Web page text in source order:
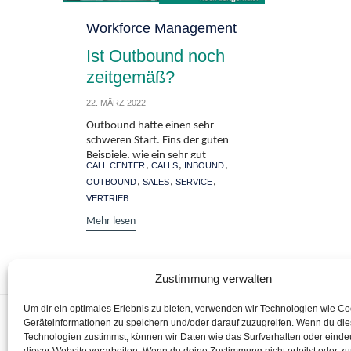
Zustimmung verwalten
Um dir ein optimales Erlebnis zu bieten, verwenden wir Technologien wie
Geräteinformationen zu speichern und/oder darauf zuzugreifen. Wenn du
Technologien zustimmst, können wir Daten wie das Surfverhalten oder
Category
Workforce Management
Ist Outbound noch
zeitgemäß?
22. MÄRZ 2022
Outbound hatte einen sehr
schweren Start. Eins der guten
Beispiele, wie ein sehr gut
durchdachtes...
Tags
CALL CENTER, CALLS, INBOUND,
OUTBOUND, SALES, SERVICE,
VERTRIEB
Mehr lesen
Startseite
Managed